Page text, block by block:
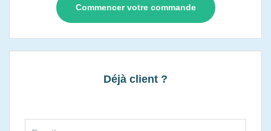
Commencer votre commande
Déjà client ?